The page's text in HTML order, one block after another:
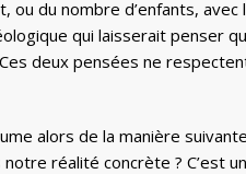
ou du nombre d’enfants,
qui laisserait penser
deux pensées ne
alors de la manière
réalité concrète ? C’est